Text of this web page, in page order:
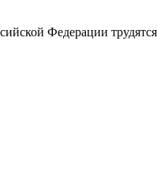
Федерации